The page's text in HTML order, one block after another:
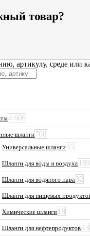
товар?
артикулу, среде или
4 606
шланги708
Универсальные шланги45
Шланги для воды и воздуха 189
Шланги для водяного пара32
Шланги для пищевых
Химические шланги 18
Шланги для нефтепродуктов43